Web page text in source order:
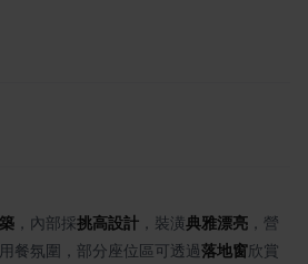
，內部採挑高設計 ，裝潢典雅漂亮 ，營
餐氛圍，部分座位區可透過落地窗欣賞